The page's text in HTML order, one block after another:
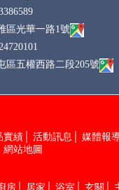
區光華一路1號
區五權西路二段205號
實績│ 活動訊息 媒體報
網站地圖
房│ 居家 浴室 玄關